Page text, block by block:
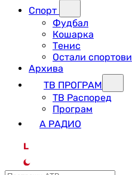
Спорт
Фудбал
Кошарка
Тенис
Остали спортови
Архива
ТВ ПРОГРАМ
ТВ Распоред
Програм
А РАДИО
L